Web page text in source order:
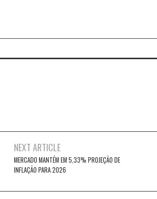
NEXT ARTICLE
MERCADO MANTÉM EM 5,33% PROJEÇÃO DE
INFLAÇÃO PARA 2026